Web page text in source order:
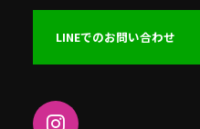
LINEでのお問い合わせ